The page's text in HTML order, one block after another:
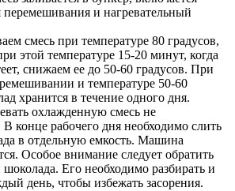
перемешивания и нагревательный
смесь при температуре 80 градусов,
этой температуре 15-20 минут, когда
снижаем ее до 50-60 градусов. При
и температуре 50-60
хранится в течение одного дня.
охлажденную смесь не
В конце рабочего дня необходимо слить
в отдельную емкость. Машина
Особое внимание следует обратить
Его необходимо разбирать и
день, чтобы избежать засорения.